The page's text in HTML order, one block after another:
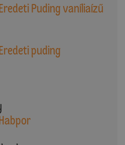
Puding vaníliaízű
puding